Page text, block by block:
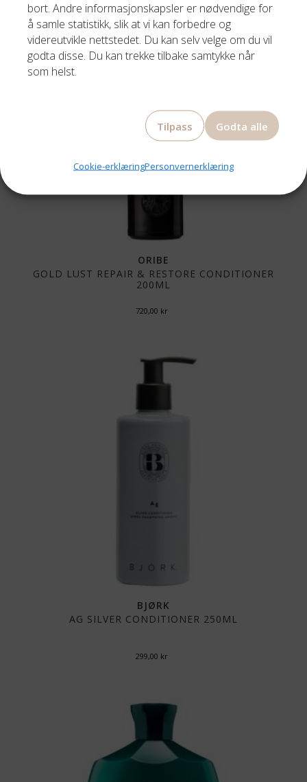
bort. Andre informasjonskapsler er nødvendige for
å samle statistikk, slik at vi kan forbedre og
videreutvikle nettstedet. Du kan selv velge om du vil
godta disse. Du kan trekke tilbake samtykke når
som helst.
Godta alle
Tilpass
Cookie-erklæringPersonvernerklæring
ORIBE
GOLD LUST REPAIR & RESTORE CONDITIONER
200ML
720,00 kr
BJØRK
AG SILVER CONDITIONER 250ML
299,00 kr